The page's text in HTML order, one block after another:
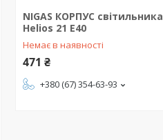
NIGAS КОРПУС світильника
Helios 21 Е40
Немає в наявності
471 ₴
+380 (67) 354-63-93